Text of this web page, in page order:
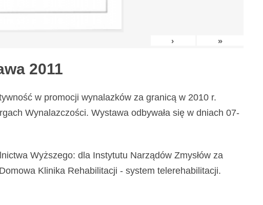
› »
2011
w promocji wynalazków za granicą w 2010 r.
Wynalazczości. Wystawa odbywała się w dniach 07-
Wyższego: dla Instytutu Narządów Zmysłów za
Klinika Rehabilitacji - system telerehabilitacji.